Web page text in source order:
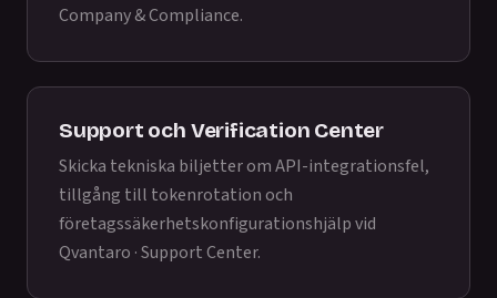
Company & Compliance.
Support och Verification Center
Skicka tekniska biljetter om API-integrationsfel,
tillgång till tokenrotation och
företagssäkerhetskonfigurationshjälp vid
Qvantaro · Support Center.